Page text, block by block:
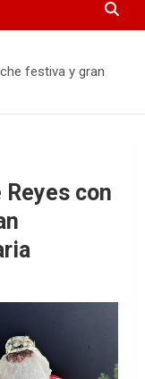
festiva y gran
con